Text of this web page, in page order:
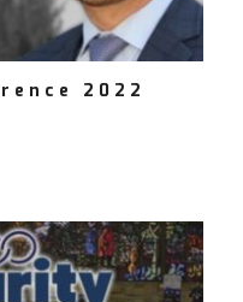
2022